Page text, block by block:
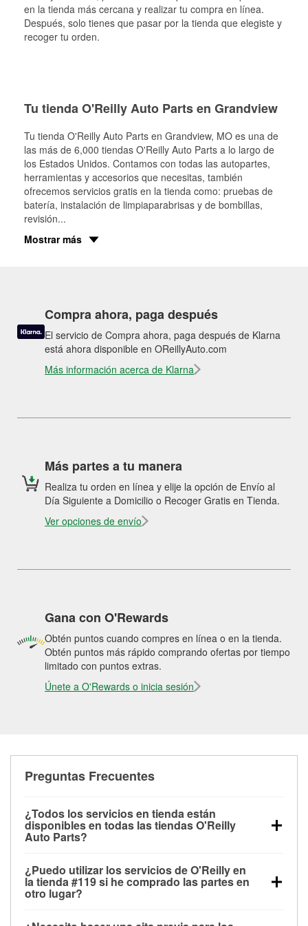
en la tienda más cercana y realizar tu compra en línea.
Después, solo tienes que pasar por la tienda que elegiste y
recoger tu orden.
Tu tienda O'Reilly Auto Parts en Grandview
Tu tienda O'Reilly Auto Parts en Grandview, MO es una de
las más de 6,000 tiendas O'Reilly Auto Parts a lo largo de
los Estados Unidos. Contamos con todas las autopartes,
herramientas y accesorios que necesitas, también
ofrecemos servicios gratis en la tienda como: pruebas de
batería, instalación de limpiaparabrisas y de bombillas,
revisión...
Mostrar más
Compra ahora, paga después
El servicio de Compra ahora, paga después de Klarna
está ahora disponible en OReillyAuto.com
Más información acerca de Klarna
Más partes a tu manera
Realiza tu orden en línea y elije la opción de Envío al
Día Siguiente a Domicilio o Recoger Gratis en Tienda.
Ver opciones de envío
Gana con O'Rewards
Obtén puntos cuando compres en línea o en la tienda.
Obtén puntos más rápido comprando ofertas por tiempo
limitado con puntos extras.
Únete a O'Rewards o inicia sesión
Preguntas Frecuentes
¿Todos los servicios en tienda están
disponibles en todas las tiendas O'Reilly
Auto Parts?
las pruebas de batería, pruebas de alternador y
motor de arranque, revisión de la luz “Check Engine”
con O'Reilly VeriScan® e instalación de
limpiaparabrisas o bombillas, están disponibles en
¿Puedo utilizar los servicios de O'Reilly en
la tienda #119 si he comprado las partes en
otro lugar?